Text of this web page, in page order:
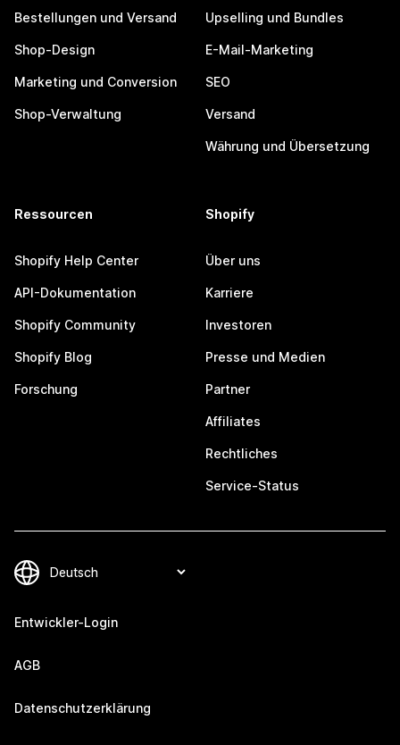
Bestellungen und Versand
Shop-Design
Marketing und Conversion
Shop-Verwaltung
Upselling und Bundles
E-Mail-Marketing
SEO
Versand
Währung und Übersetzung
Ressourcen
Shopify Help Center
API-Dokumentation
Shopify Community
Shopify Blog
Forschung
Shopify
Über uns
Karriere
Investoren
Presse und Medien
Partner
Affiliates
Rechtliches
Service-Status
Entwickler-Login
AGB
Datenschutzerklärung